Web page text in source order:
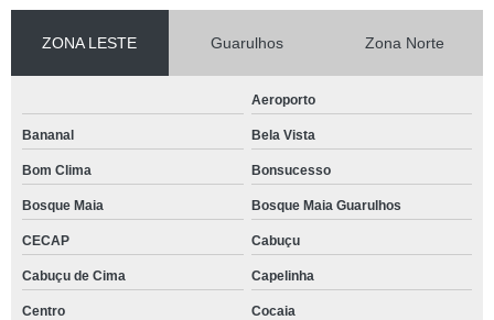
ZONA LESTE Guarulhos Zona Norte
Aeroporto
Bananal Bela Vista
Bom Clima Bonsucesso
Bosque Maia Bosque Maia Guarulhos
CECAP Cabuçu
Cabuçu de Cima Capelinha
Centro Cocaia